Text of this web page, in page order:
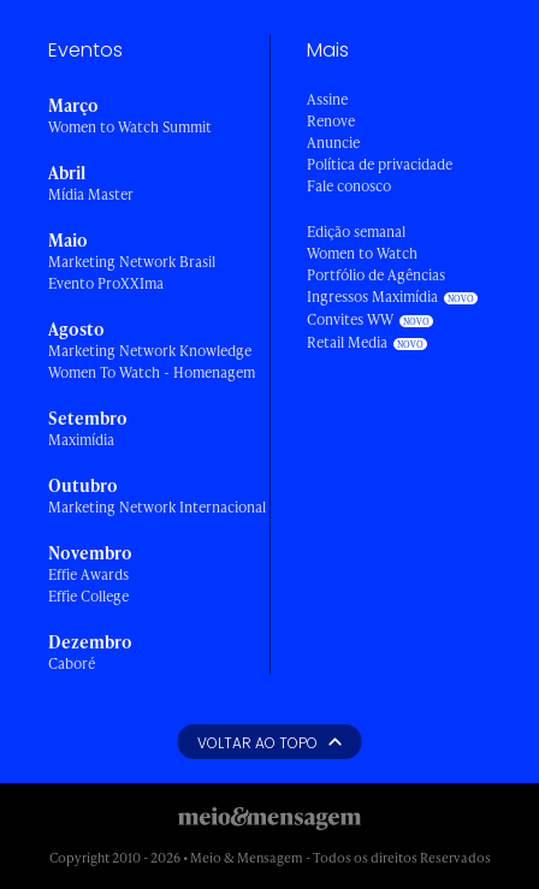
Eventos
Março
Women to Watch Summit
Abril
Mídia Master
Maio
Marketing Network Brasil
Evento ProXXIma
Agosto
Marketing Network Knowledge
Women To Watch - Homenagem
Setembro
Maximídia
Outubro
Marketing Network Internacional
Novembro
Effie Awards
Effie College
Dezembro
Caboré
Mais
Assine
Renove
Anuncie
Política de privacidade
Fale conosco
Edição semanal
Women to Watch
Portfólio de Agências
Ingressos Maximídia
Convites WW
Retail Media
VOLTAR AO TOPO
Copyright 2010 - 2026 • Meio & Mensagem - Todos os direitos Reservados